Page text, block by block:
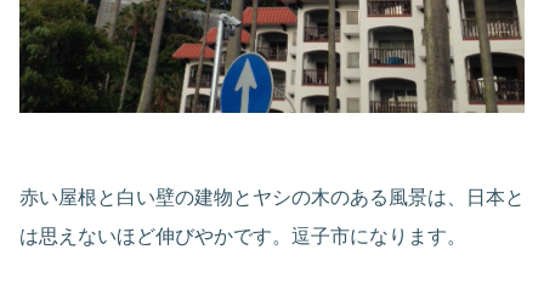
赤い屋根と白い壁の建物とヤシの木のある風景は、日本と
は思えないほど伸びやかです。逗子市になります。